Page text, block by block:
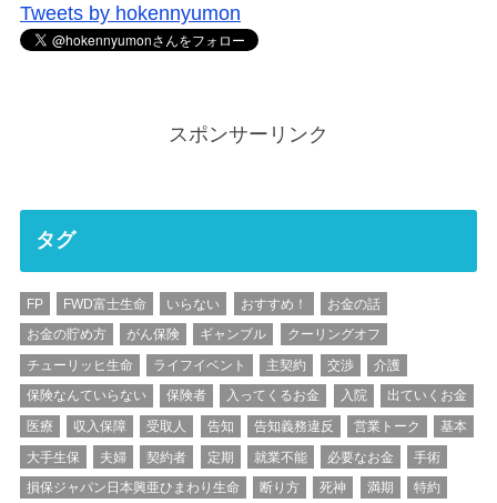
Tweets by hokennyumon
スポンサーリンク
タグ
FP FWD富士生命 いらない おすすめ！
お金の話
お金の貯め方
がん保険 ギャンブル
クーリングオフ
チューリッヒ生命
ライフイベント 主契約 交渉
介護
保険なんていらない
保険者 入ってくるお金 入院
出ていくお金
医療
収入保障 受取人 告知 告知義務違反 営業トーク
基本
大手生保
夫婦 契約者 定期 就業不能 必要なお金
手術
損保ジャパン日本興亜ひまわり生命
断り方 死神 満期
特約